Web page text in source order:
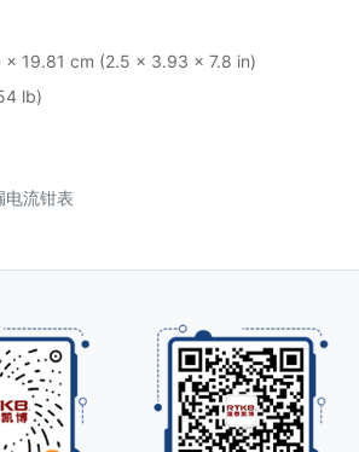
19.81 cm (2.5 x 3.93 x 7.8 in)
lb)
流钳表